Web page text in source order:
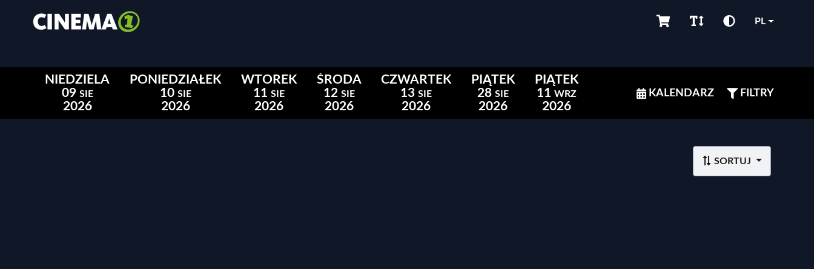
PL
NIEDZIELA
09 SIE
2026
PONIEDZIAŁEK
10 SIE
2026
WTOREK
11 SIE
2026
ŚRODA
12 SIE
2026
CZWARTEK
13 SIE
2026
PIĄTEK
28 SIE
2026
PIĄTEK
11 WRZ
2026
KALENDARZ FILTRY
SORTUJ